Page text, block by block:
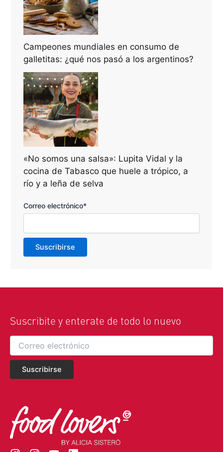
Campeones mundiales en consumo de
galletitas: ¿qué nos pasó a los argentinos?
«No somos una salsa»: Lupita Vidal y la
cocina de Tabasco que huele a trópico, a
río y a leña de selva
Correo electrónico*
Suscribite y enterate de todo lo nuevo